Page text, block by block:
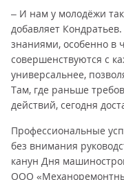
– И нам у молодёжи
добавляет
знаниями, особенно в
совершенствуются с
универсальнее,
Там, где раньше
действий, сегодня
Профессиональные
без внимания
канун Дня
ООО